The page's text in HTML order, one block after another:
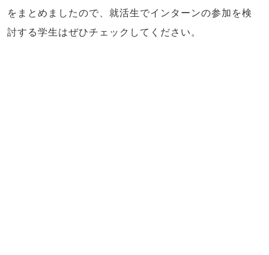
をまとめましたので、就活生でインターンの参加を検
討する学生はぜひチェックしてください。